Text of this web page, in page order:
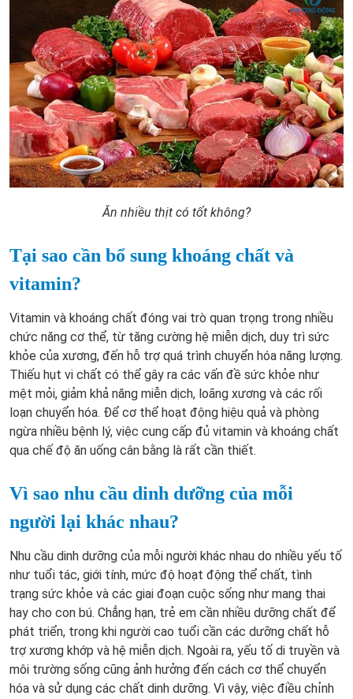
Ăn nhiều thịt có tốt không?
Tại sao cần bổ sung khoáng chất và
vitamin?
Vitamin và khoáng chất đóng vai trò quan trọng trong nhiều
chức năng cơ thể, từ tăng cường hệ miễn dịch, duy trì sức
khỏe của xương, đến hỗ trợ quá trình chuyển hóa năng lượng.
Thiếu hụt vi chất có thể gây ra các vấn đề sức khỏe như
mệt mỏi, giảm khả năng miễn dịch, loãng xương và các rối
loạn chuyển hóa. Để cơ thể hoạt động hiệu quả và phòng
ngừa nhiều bệnh lý, việc cung cấp đủ vitamin và khoáng chất
qua chế độ ăn uống cân bằng là rất cần thiết.
Vì sao nhu cầu dinh dưỡng của mỗi
người lại khác nhau?
Nhu cầu dinh dưỡng của mỗi người khác nhau do nhiều yếu tố
như tuổi tác, giới tính, mức độ hoạt động thể chất, tình
trạng sức khỏe và các giai đoạn cuộc sống như mang thai
hay cho con bú. Chẳng hạn, trẻ em cần nhiều dưỡng chất để
phát triển, trong khi người cao tuổi cần các dưỡng chất hỗ
trợ xương khớp và hệ miễn dịch. Ngoài ra, yếu tố di truyền và
môi trường sống cũng ảnh hưởng đến cách cơ thể chuyển
hóa và sử dụng các chất dinh dưỡng. Vì vậy, việc điều chỉnh